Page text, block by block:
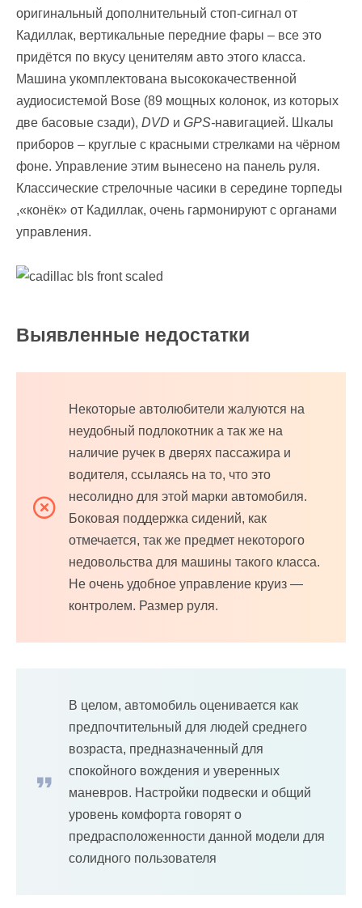
оригинальный дополнительный стоп-сигнал от
Кадиллак, вертикальные передние фары – все это
придётся по вкусу ценителям авто этого класса.
Машина укомплектована высококачественной
аудиосистемой Bose (89 мощных колонок, из которых
две басовые сзади), DVD и GPS-навигацией. Шкалы
приборов – круглые с красными стрелками на чёрном
фоне. Управление этим вынесено на панель руля.
Классические стрелочные часики в середине торпеды
,«конёк» от Кадиллак, очень гармонируют с органами
управления.
Выявленные недостатки
Некоторые автолюбители жалуются на
неудобный подлокотник а так же на
наличие ручек в дверях пассажира и
водителя, ссылаясь на то, что это
несолидно для этой марки автомобиля.
Боковая поддержка сидений, как
отмечается, так же предмет некоторого
недовольства для машины такого класса.
Не очень удобное управление круиз —
контролем. Размер руля.
В целом, автомобиль оценивается как
предпочтительный для людей среднего
возраста, предназначенный для
спокойного вождения и уверенных
маневров. Настройки подвески и общий
уровень комфорта говорят о
предрасположенности данной модели для
солидного пользователя